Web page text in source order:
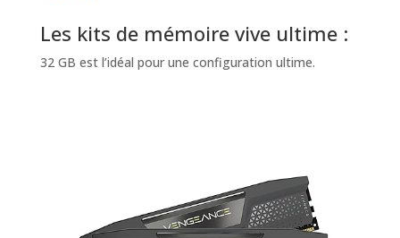
Les kits de mémoire vive ultime :
32 GB est l’idéal pour une configuration ultime.